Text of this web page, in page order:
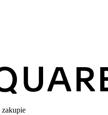
zakupie